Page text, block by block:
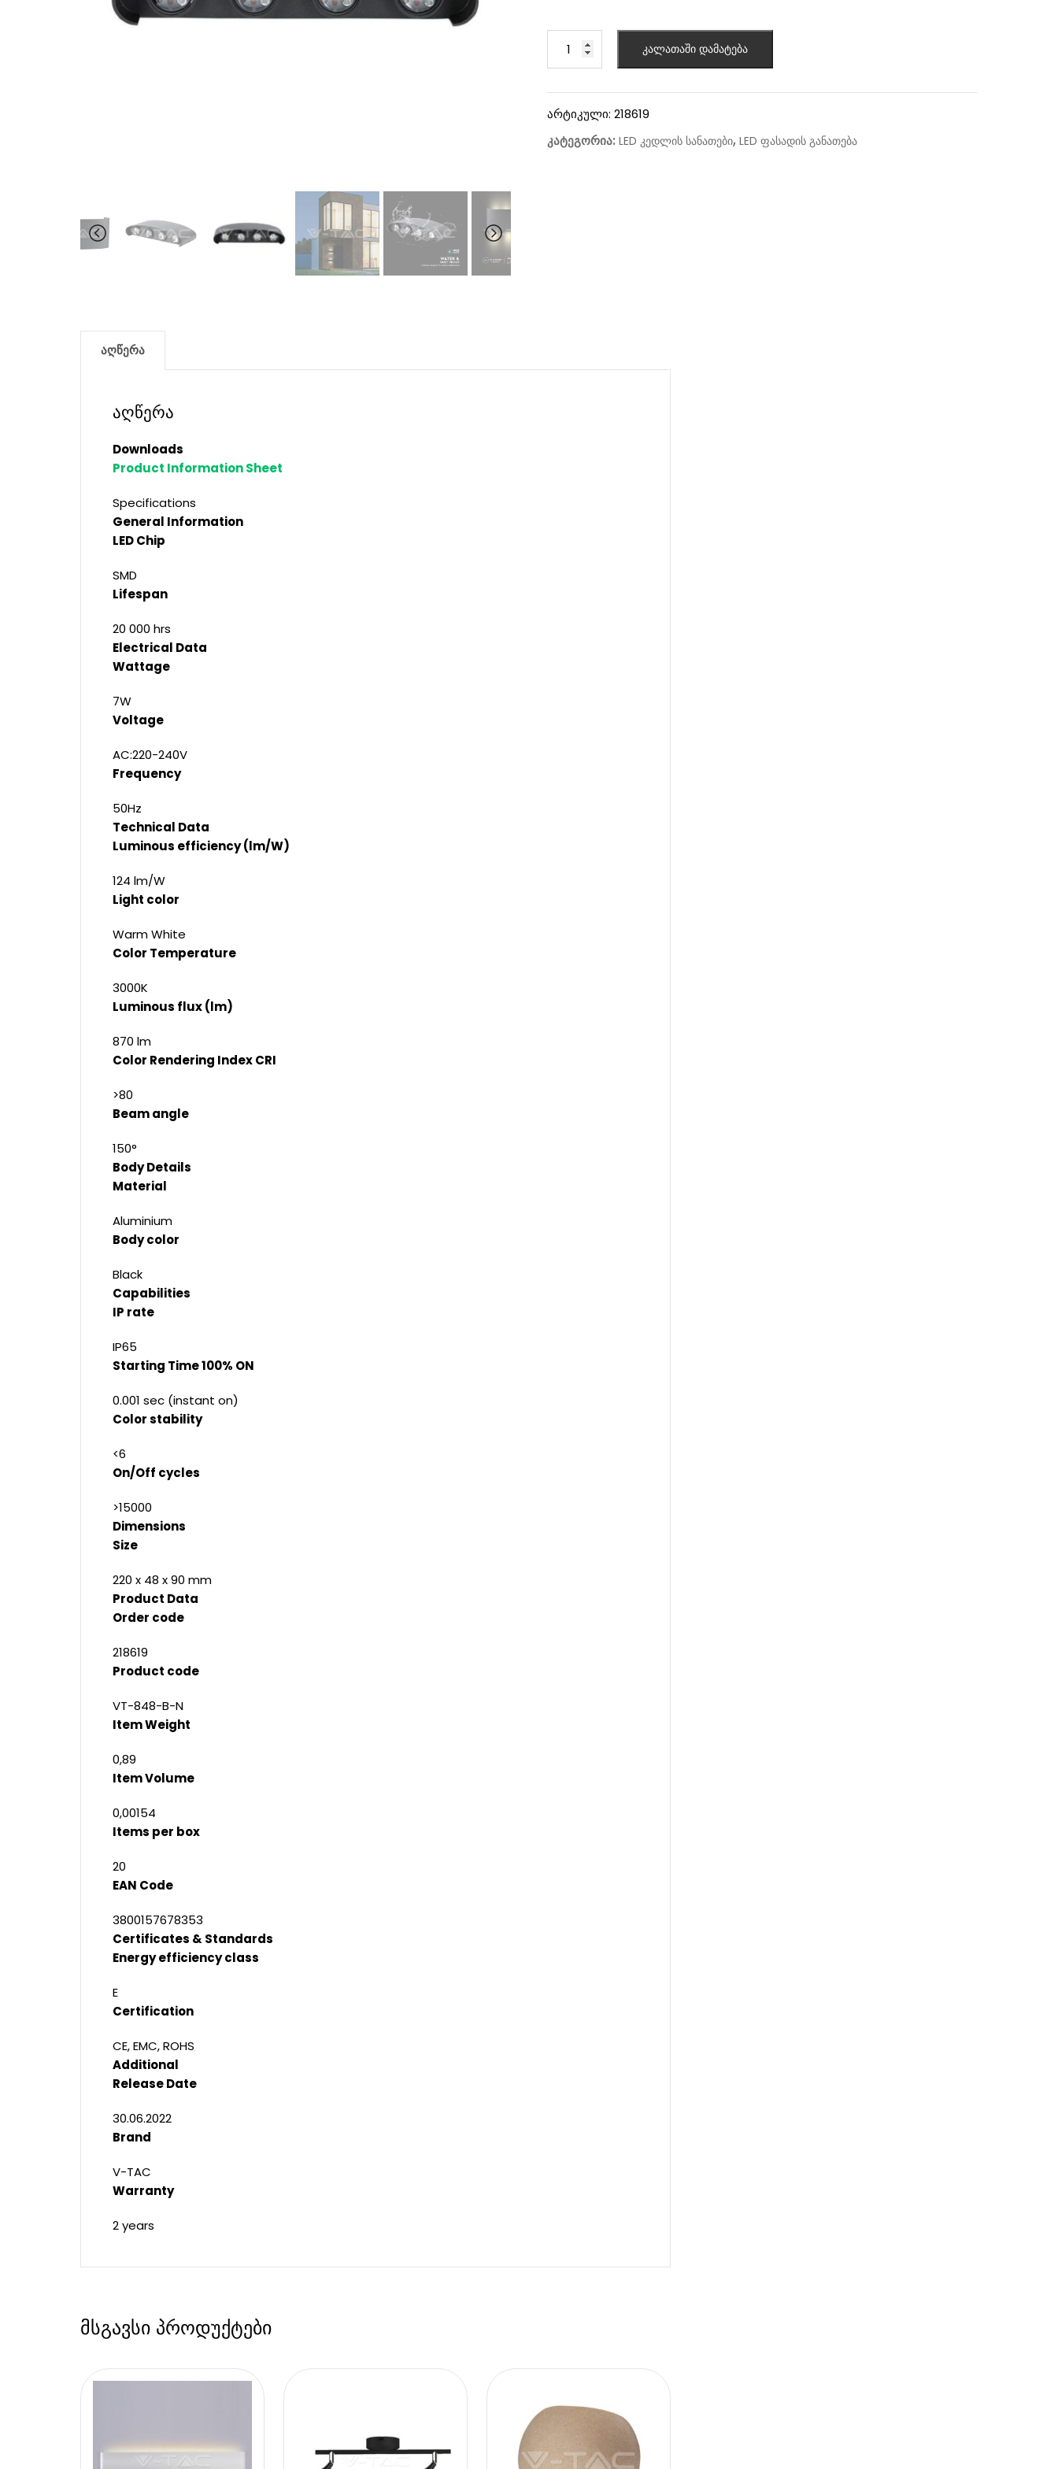
კალათაში დამატება
არტიკული: 218619
კატეგორია: LED კედლის სანათები, LED ფასადის განათება
აღწერა
აღწერა
Downloads
Product Information Sheet
Specifications
General Information
LED Chip
SMD
Lifespan
20 000 hrs
Electrical Data
Wattage
7W
Voltage
AC:220-240V
Frequency
50Hz
Technical Data
Luminous efficiency (lm/W)
124 lm/W
Light color
Warm White
Color Temperature
3000K
Luminous flux (lm)
870 lm
Color Rendering Index CRI
>80
Beam angle
150°
Body Details
Material
Aluminium
Body color
Black
Capabilities
IP rate
IP65
Starting Time 100% ON
0.001 sec (instant on)
Color stability
<6
On/Off cycles
>15000
Dimensions
Size
220 x 48 x 90 mm
Product Data
Order code
218619
Product code
VT-848-B-N
Item Weight
0,89
Item Volume
0,00154
Items per box
20
EAN Code
3800157678353
Certificates & Standards
Energy efficiency class
E
Certification
CE, EMC, ROHS
Additional
Release Date
30.06.2022
Brand
V-TAC
Warranty
2 years
მსგავსი პროდუქტები